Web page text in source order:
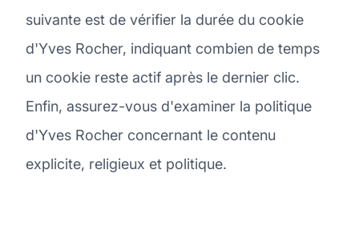
suivante est de vérifier la durée du cookie
d'Yves Rocher, indiquant combien de temps
un cookie reste actif après le dernier clic.
Enfin, assurez-vous d'examiner la politique
d'Yves Rocher concernant le contenu
explicite, religieux et politique.